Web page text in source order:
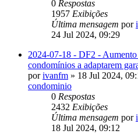
0 Respostas
1957 Exibições
Última mensagem por
24 Jul 2024, 09:29
2024-07-18 - DF2 -
condomínios a adaptarem
porivanfm » 18 Jul 2024,
condominio
0 Respostas
2432 Exibições
Última mensagem por
18 Jul 2024, 09:12